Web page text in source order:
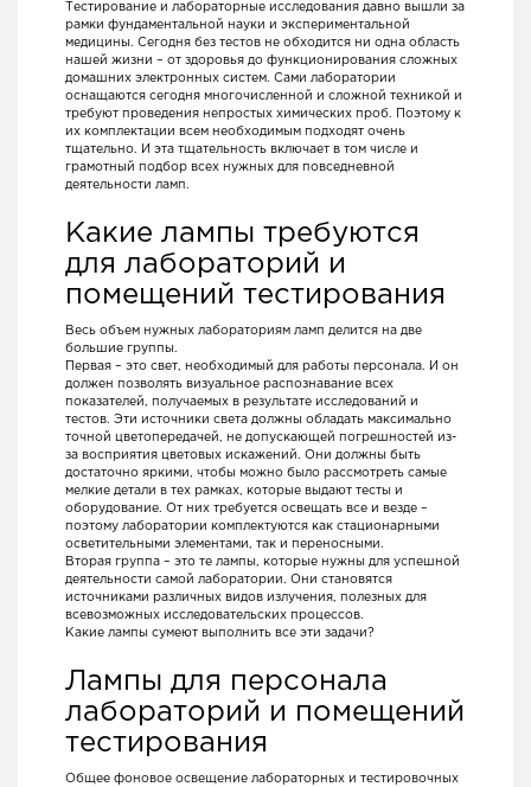
Тестирование и лабораторные исследования давно вышли за
рамки фундаментальной науки и экспериментальной
медицины. Сегодня без тестов не обходится ни одна область
нашей жизни – от здоровья до функционирования сложных
домашних электронных систем. Сами лаборатории
оснащаются сегодня многочисленной и сложной техникой и
требуют проведения непростых химических проб. Поэтому к
их комплектации всем необходимым подходят очень
тщательно. И эта тщательность включает в том числе и
грамотный подбор всех нужных для повседневной
деятельности ламп.
Какие лампы требуются
для лабораторий и
помещений тестирования
Весь объем нужных лабораториям ламп делится на две
большие группы.
Первая – это свет, необходимый для работы персонала. И он
должен позволять визуальное распознавание всех
показателей, получаемых в результате исследований и
тестов. Эти источники света должны обладать максимально
точной цветопередачей, не допускающей погрешностей из-
за восприятия цветовых искажений. Они должны быть
достаточно яркими, чтобы можно было рассмотреть самые
мелкие детали в тех рамках, которые выдают тесты и
оборудование. От них требуется освещать все и везде –
поэтому лаборатории комплектуются как стационарными
осветительными элементами, так и переносными.
Вторая группа – это те лампы, которые нужны для успешной
деятельности самой лаборатории. Они становятся
источниками различных видов излучения, полезных для
всевозможных исследовательских процессов.
Какие лампы сумеют выполнить все эти задачи?
Лампы для персонала
лабораторий и помещений
тестирования
Общее фоновое освещение лабораторных и тестировочных